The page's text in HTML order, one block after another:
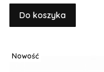
Do koszyka
Nowość